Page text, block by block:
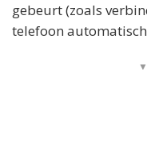
gebeurt (zoals
telefoon
▼